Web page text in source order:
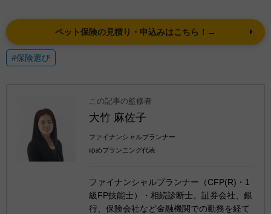
ペット保険の見積り・申込みはこちら！→
#保険選び
この記事の監修者
大竹 麻佐子
ファイナンシャルプランナー
ゆめプランニング代表
ファイナンシャルプランナー（CFP(R)・1
級FP技能士）・相続診断士。証券会社、銀
行、保険会社など金融機関での勤務を経て